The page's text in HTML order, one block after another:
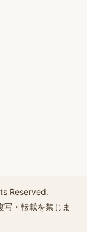
Reserved.
写・転載を禁じま